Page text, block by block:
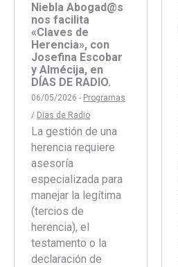
Niebla Abogad@s
nos facilita
«Claves de
Herencia», con
Josefina Escobar
y Almécija, en
DÍAS DE RADIO.
06/05/2026 - Programas
/ Dias de Radio
La gestión de una
herencia requiere
asesoría
especializada para
manejar la legítima
(tercios de
herencia), el
testamento o la
declaración de